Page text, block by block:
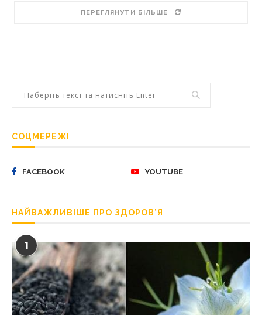
ПЕРЕГЛЯНУТИ БІЛЬШЕ
СОЦМЕРЕЖІ
FACEBOOK YOUTUBE
НАЙВАЖЛИВІШЕ ПРО ЗДОРОВ’Я
1